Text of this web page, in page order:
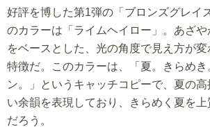
好評を博した第1弾の「ブロンズグレイ
のカラーは「ライムヘイロー」。あざ
をベースとした、光の角度で見え方が
特徴だ。このカラーは、「夏。きらめき
ン。」というキャッチコピーで、夏の
い余韻を表現しており、きらめく夏を
だろう。